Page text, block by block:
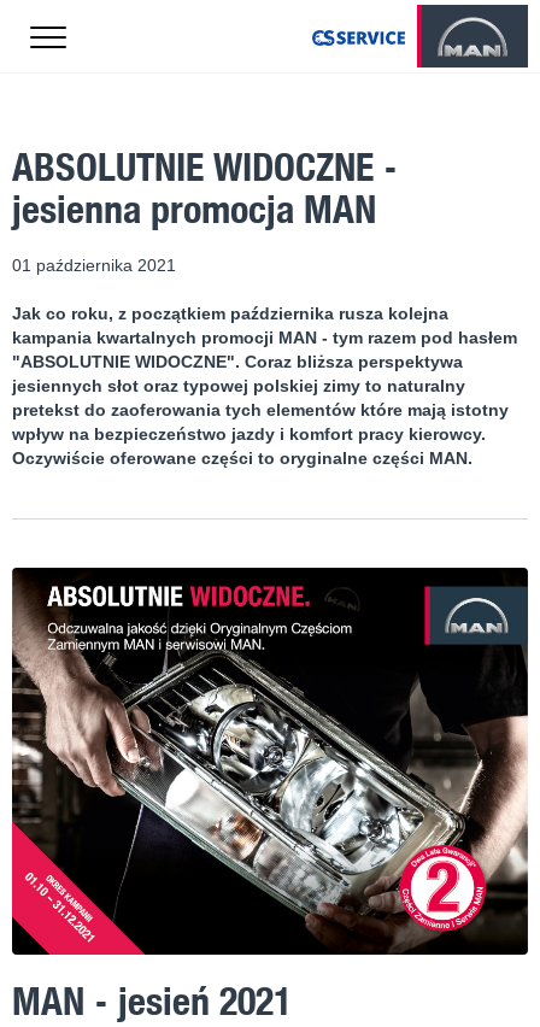
ABSOLUTNIE WIDOCZNE -
jesienna promocja MAN
01 października 2021
Jak co roku, z początkiem października rusza kolejna
kampania kwartalnych promocji MAN - tym razem pod hasłem
"ABSOLUTNIE WIDOCZNE". Coraz bliższa perspektywa
jesiennych słot oraz typowej polskiej zimy to naturalny
pretekst do zaoferowania tych elementów które mają istotny
wpływ na bezpieczeństwo jazdy i komfort pracy kierowcy.
Oczywiście oferowane części to oryginalne części MAN.
MAN - jesień 2021